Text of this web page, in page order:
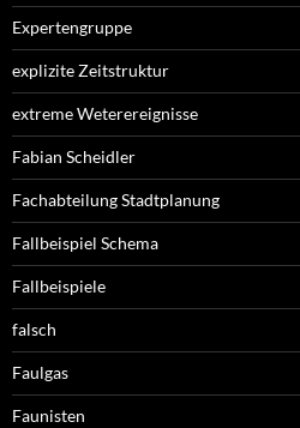
Expertengruppe
explizite Zeitstruktur
extreme Weterereignisse
Fabian Scheidler
Fachabteilung Stadtplanung
Fallbeispiel Schema
Fallbeispiele
falsch
Faulgas
Faunisten